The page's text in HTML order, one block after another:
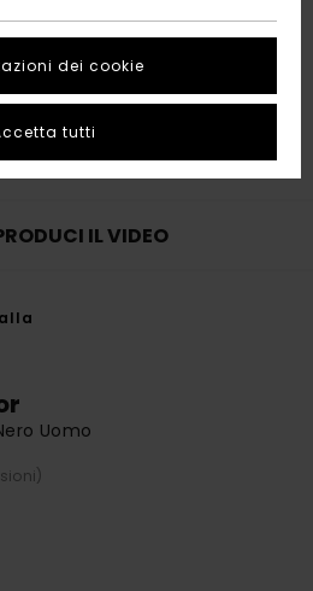
IL VIDEO
Uomo
dei cookie
tutti